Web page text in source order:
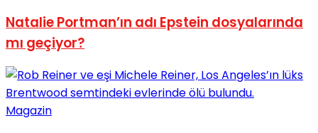
No Result
Natalie Portman’ın adı Epstein dosyalarında
mı geçiyor?
Magazin